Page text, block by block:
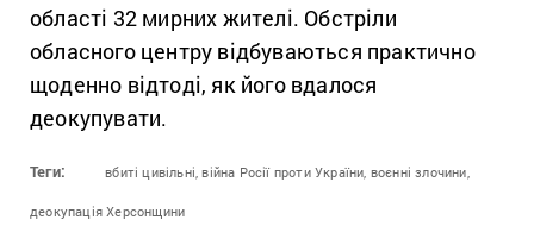
області 32 мирних жителі. Обстріли
обласного центру відбуваються практично
щоденно відтоді, як його вдалося
деокупувати.
Теги: вбиті цивільні, війна Росії проти України, воєнні злочини,
деокупація Херсонщини